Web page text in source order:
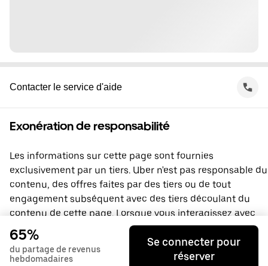
Contacter le service d'aide
Exonération de responsabilité
Les informations sur cette page sont fournies
exclusivement par un tiers. Uber n'est pas responsable du
contenu, des offres faites par des tiers ou de tout
engagement subséquent avec des tiers découlant du
contenu de cette page. Lorsque vous interagissez avec
un tiers, vous concluez une entente directement avec lui,
à laquelle Uber ne prend pas part. Si vous avez des
questions, veuillez contacter directement le tiers.
65%
du partage de revenus
hebdomadaires
Se connecter pour
réserver